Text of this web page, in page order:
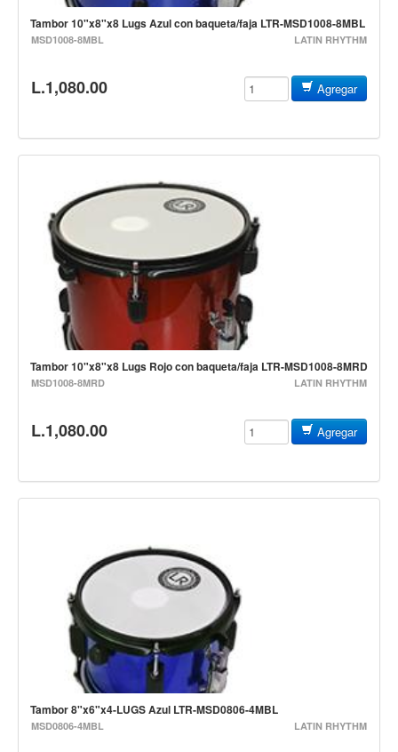
Tornamesa
Mezcladora
Agujas
Accesorios
Luces y Escenario
Luces Led
Laser
Strobos
Maquinas de humo y escenario
Controladores
Cables y Conectores
Instrumento
Espigas y conectores
Accesorios
Otros Instrumentos de Cuerdas
Ukulele
Mandolina
Banjo
Tambor 10"x8"x8 Lugs Azul con baqueta/faja LTR-MSD1008-8MBL
MSD1008-8MBL LATIN RHYTHM
L.1,080.00 Agregar
Tambor 10"x8"x8 Lugs Rojo con baqueta/faja LTR-MSD1008-8MRD
MSD1008-8MRD LATIN RHYTHM
L.1,080.00 Agregar
Tambor 8"x6"x4-LUGS Azul LTR-MSD0806-4MBL
MSD0806-4MBL LATIN RHYTHM